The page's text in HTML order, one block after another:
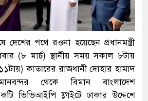
পথে রওনা হয়েছেন প্রধানমন্ত্রী
(৮ মার্চ) স্থানীয় সময় সকাল ৮টায়
কাতারের রাজধানী দোহার হামাদ
থেকে বিমান বাংলাদেশ
ভিভিআইপি ফ্লাইটে ঢাকার উদ্দেশে